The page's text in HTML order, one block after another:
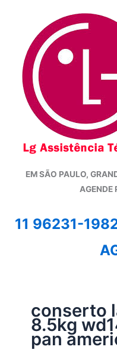
conteúdo
EM SÃO PAULO,
AGENDE
11 96231-
conserto
8.5kg
pan